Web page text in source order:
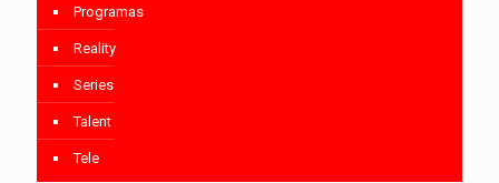
Programas
Reality
Series
Talent
Tele